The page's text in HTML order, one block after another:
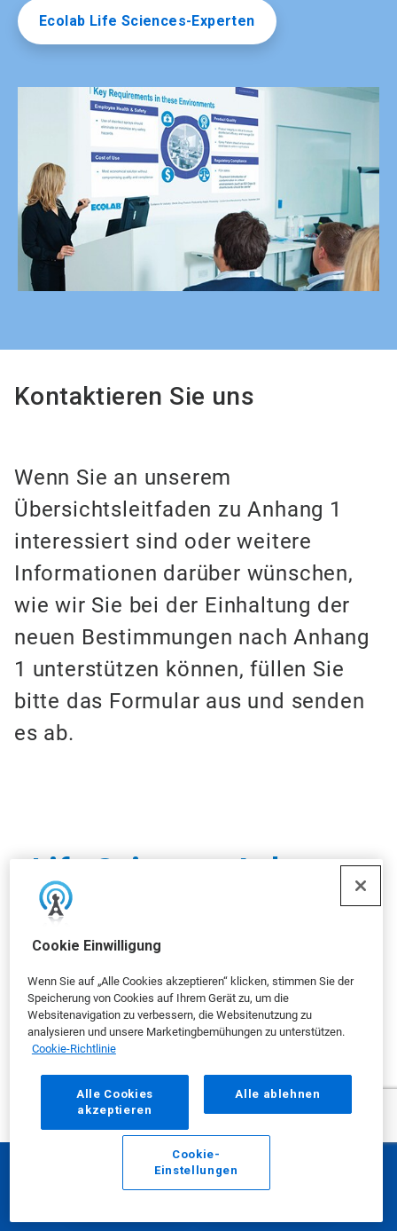
Cookie Einwilligung
Wenn Sie auf „Alle Cookies akzeptieren“ klicken, stimmen Sie der
Speicherung von Cookies auf Ihrem Gerät zu, um die
Websitenavigation zu verbessern, die Websitenutzung zu
analysieren und unsere Marketingbemühungen zu unterstützen.
Cookie-Richtlinie
Alle Cookies
akzeptieren
Alle ablehnen
Cookie-
Einstellungen
Ecolab Life Sciences-Experten
Kontaktieren Sie uns
Wenn Sie an unserem
Übersichtsleitfaden zu Anhang 1
interessiert sind oder weitere
Informationen darüber wünschen,
wie wir Sie bei der Einhaltung der
neuen Bestimmungen nach Anhang
1 unterstützen können, füllen Sie
bitte das Formular aus und senden
es ab.
Life Sciences Anhang
1 Anfrageformular
Füllen Sie das Formular aus und senden Sie es ab,
gesetzlichen Vorschriften nach Anhang 1 zu erhalten.
*Pflichtfeld
Vorname
Nachname
E-Mail Anrufen